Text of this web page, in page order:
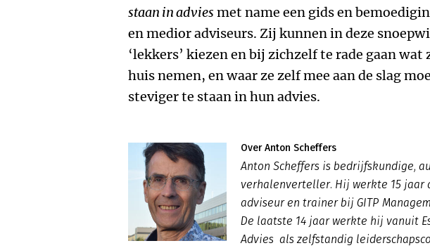
staan in advies met name een gids en
en medior adviseurs. Zij kunnen in deze
‘lekkers’ kiezen en bij zichzelf te rade gaan wat
huis nemen, en waar ze zelf mee aan de slag
steviger te staan in hun advies.
Over Anton Scheffers
Anton Scheffers is bedrijfskundige,
verhalenverteller. Hij werkte 15 jaar
adviseur en trainer bij GITP
De laatste 14 jaar werkte hij vanuit
Advies als zelfstandig